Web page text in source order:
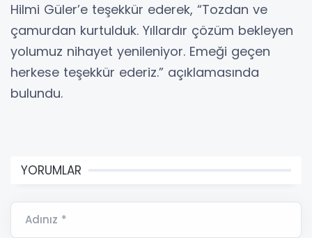
Hilmi Güler’e teşekkür ederek, “Tozdan ve
çamurdan kurtulduk. Yıllardır çözüm bekleyen
yolumuz nihayet yenileniyor. Emeği geçen
herkese teşekkür ederiz.” açıklamasında
bulundu.
YORUMLAR
Adınız *